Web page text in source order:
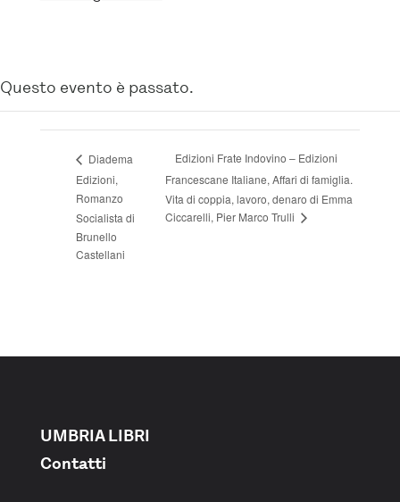
Questo evento è passato.
Diadema
Edizioni,
Romanzo
Socialista di
Brunello
Castellani
Edizioni Frate Indovino – Edizioni
Francescane Italiane, Affari di famiglia.
Vita di coppia, lavoro, denaro di Emma
Ciccarelli, Pier Marco Trulli
UMBRIA LIBRI
Contatti